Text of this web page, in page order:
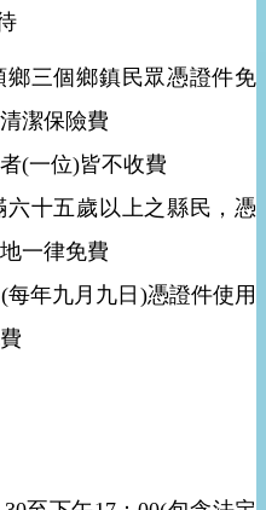
三個鄉鎮民眾憑證件免
潔保險費
(一位)皆不收費
十五歲以上之縣民，憑
一律免費
年九月九日)憑證件使用